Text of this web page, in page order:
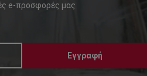
e-προσφορές μας
Εγγραφή